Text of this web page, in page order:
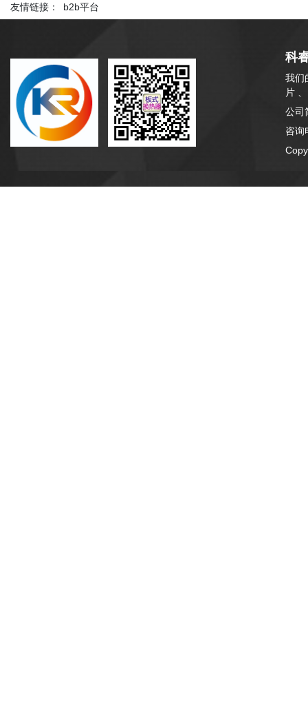
友情链接： b2b平台
科
我们
片
公司
咨询